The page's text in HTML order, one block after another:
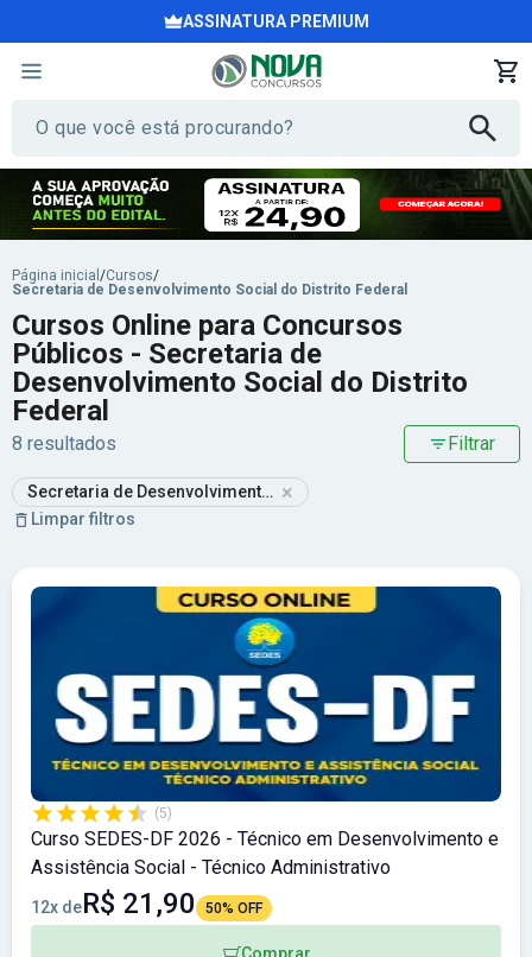
ASSINATURA PREMIUM
Página inicial /Cursos/
Secretaria de Desenvolvimento Social do Distrito Federal
Cursos Online para Concursos
Públicos - Secretaria de
Desenvolvimento Social do Distrito
Federal
8 resultados Filtrar
Secretaria de Desenvolvimento Social do Distrito Federal
×
Limpar filtros
(5)
Curso SEDES-DF 2026 - Técnico em Desenvolvimento e
Assistência Social - Técnico Administrativo
12x deR$ 21,90 50% OFF
Comprar